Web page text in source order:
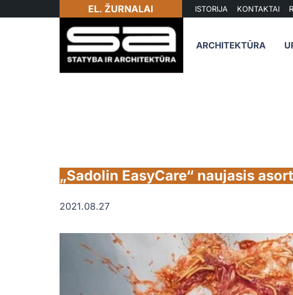
EL. ŽURNALAI ISTORIJA KONTAKTAI
ARCHITEKTŪRA
„Sadolin EasyCare“ naujasis
2021.08.27